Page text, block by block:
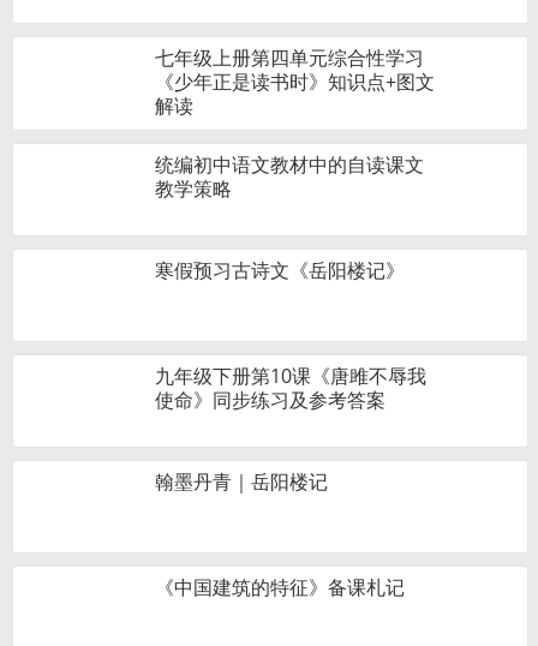
七年级上册第四单元综合性学习
《少年正是读书时》知识点+图文
解读
统编初中语文教材中的自读课文
教学策略
寒假预习古诗文《岳阳楼记》
九年级下册第10课《唐雎不辱我
使命》同步练习及参考答案
翰墨丹青｜岳阳楼记
《中国建筑的特征》备课札记